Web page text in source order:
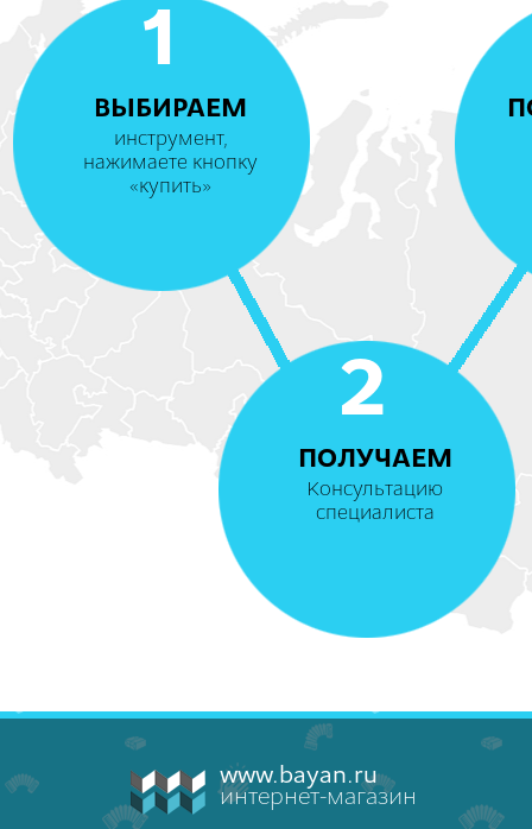
1
ВЫБИРАЕМ
инструмент,
нажимаете кнопку
«купить»
2
ПОЛУЧАЕМ
Консультацию
специалиста
www.bayan.ru
интернет-магазин